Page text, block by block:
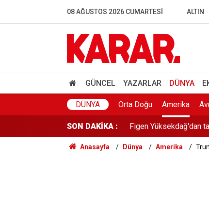
08 AĞUSTOS 2026 CUMARTESI ALTIN
GÜNCEL YAZARLAR DÜNYA
DÜNYA Orta Doğu Amerika
SON DAKİKA :
RTÜK’ten ATV’ye 8
YENİ Parti Manisa İl
Figen Yüksekdağ'dan
Toplarken eziyet,
Eski milli futbolcu
Anasayfa Dünya Amerika